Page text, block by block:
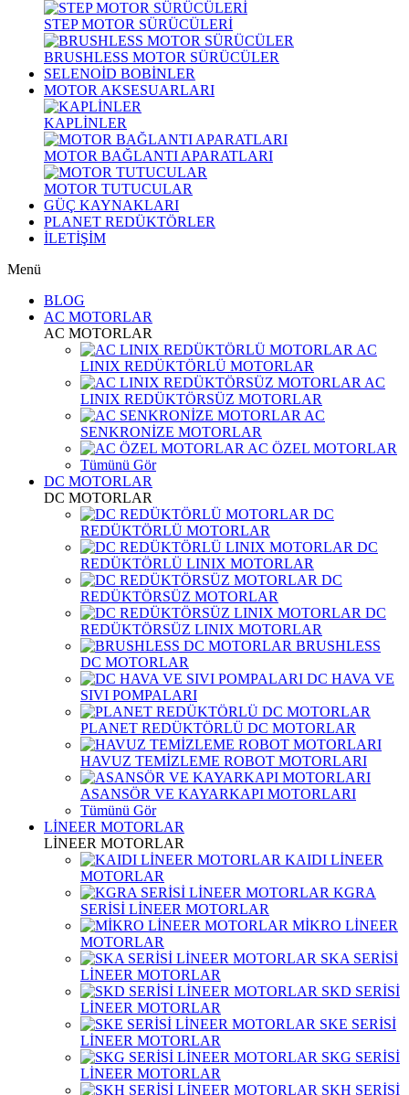
STEP MOTOR SÜRÜCÜLERİ
BRUSHLESS MOTOR SÜRÜCÜLER
SELENOİD BOBİNLER
MOTOR AKSESUARLARI
KAPLİNLER
MOTOR BAĞLANTI APARATLARI
MOTOR TUTUCULAR
GÜÇ KAYNAKLARI
PLANET REDÜKTÖRLER
İLETİŞİM
Menü
BLOG
AC MOTORLAR
AC MOTORLAR
AC
LINIX REDÜKTÖRLÜ MOTORLAR
AC
LINIX REDÜKTÖRSÜZ MOTORLAR
AC
SENKRONİZE MOTORLAR
AC ÖZEL MOTORLAR
Tümünü Gör
DC MOTORLAR
DC MOTORLAR
DC
REDÜKTÖRLÜ MOTORLAR
DC
REDÜKTÖRLÜ LINIX MOTORLAR
DC
REDÜKTÖRSÜZ MOTORLAR
DC
REDÜKTÖRSÜZ LINIX MOTORLAR
BRUSHLESS
DC MOTORLAR
DC HAVA VE
SIVI POMPALARI
PLANET REDÜKTÖRLÜ DC MOTORLAR
HAVUZ TEMİZLEME ROBOT MOTORLARI
ASANSÖR VE KAYARKAPI MOTORLARI
Tümünü Gör
LİNEER MOTORLAR
LİNEER MOTORLAR
KAIDI LİNEER
MOTORLAR
KGRA
SERİSİ LİNEER MOTORLAR
MİKRO LİNEER
MOTORLAR
SKA SERİSİ
LİNEER MOTORLAR
SKD SERİSİ
LİNEER MOTORLAR
SKE SERİSİ
LİNEER MOTORLAR
SKG SERİSİ
LİNEER MOTORLAR
SKH SERİSİ